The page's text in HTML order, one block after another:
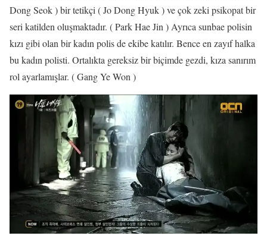
Dong Seok ) bir tetikçi ( Jo Dong Hyuk ) ve çok zeki psikopat bir
seri katilden oluşmaktadır. ( Park Hae Jin ) Ayrıca sunbae polisin
kızı gibi olan bir kadın polis de ekibe katılır. Bence en zayıf halka
bu kadın polisti. Ortalıkta gereksiz bir biçimde gezdi, kıza sanırım
rol ayarlamışlar. ( Gang Ye Won )